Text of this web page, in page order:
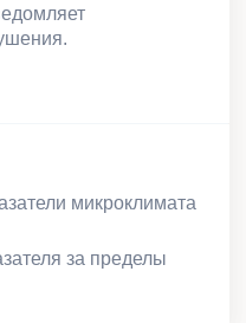
микроклимата
за пределы